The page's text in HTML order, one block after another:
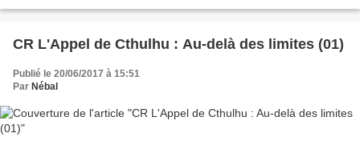
CR L'Appel de Cthulhu : Au-delà des limites (01)
Publié le 20/06/2017 à 15:51
Par Nébal